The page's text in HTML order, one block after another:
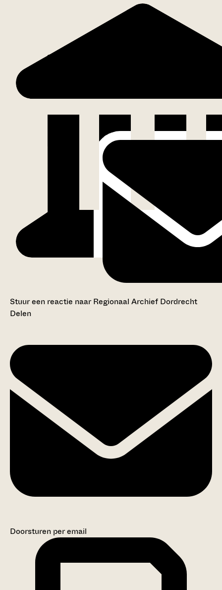
Stuur een reactie naar Regionaal Archief Dordrecht
Delen
Doorsturen per email